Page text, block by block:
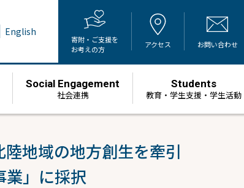
English
寄附・ご支援を
お考えの方
アクセス お問い合わせ
Social Engagement
社会連携
Students
教育・学生支援・学生活動
地域の地方創生を牽引
業」に採択